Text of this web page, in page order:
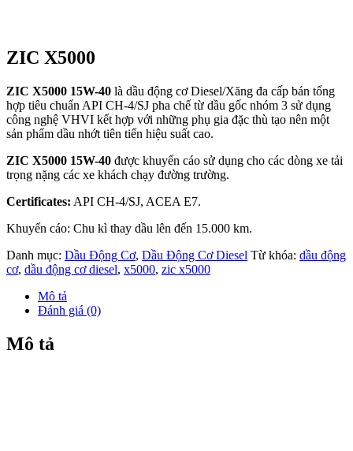
ZIC X5000
ZIC X5000 15W-40 là dầu động cơ Diesel/Xăng đa cấp bán tổng
hợp tiêu chuẩn API CH-4/SJ pha chế từ dầu gốc nhóm 3 sử dụng
công nghệ VHVI kết hợp với những phụ gia đặc thù tạo nên một
sản phẩm dầu nhớt tiên tiến hiệu suất cao.
ZIC X5000 15W-40 được khuyến cáo sử dụng cho các dòng xe tải
trọng nặng các xe khách chạy đường trường.
Certificates: API CH-4/SJ, ACEA E7.
Khuyến cáo: Chu kì thay dầu lên đến 15.000 km.
Danh mục: Dầu Động Cơ, Dầu Động Cơ Diesel Từ khóa: dầu động
cơ, dầu động cơ diesel, x5000, zic x5000
Mô tả
Đánh giá (0)
Mô tả